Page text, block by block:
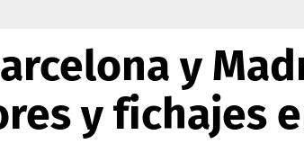
y
y fichajes